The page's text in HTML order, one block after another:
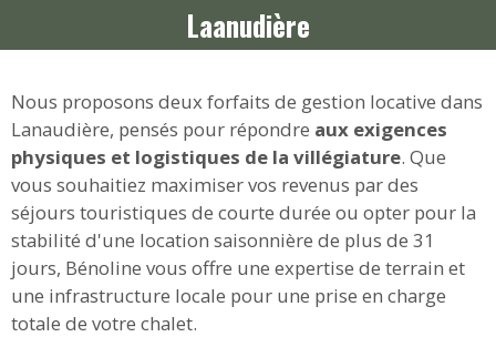
Laanudière
Nous proposons deux forfaits de gestion locative dans
Lanaudière, pensés pour répondre aux exigences
physiques et logistiques de la villégiature. Que
vous souhaitiez maximiser vos revenus par des
séjours touristiques de courte durée ou opter pour la
stabilité d'une location saisonnière de plus de 31
jours, Bénoline vous offre une expertise de terrain et
une infrastructure locale pour une prise en charge
totale de votre chalet.